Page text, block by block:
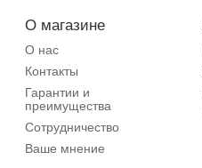
О магазине
О нас
Контакты
Гарантии и
преимущества
Сотрудничество
Ваше мнение